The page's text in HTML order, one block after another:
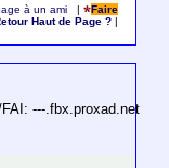
à un ami |
Faire
Haut de Page ?
FAI: ---.fbx.proxad.net